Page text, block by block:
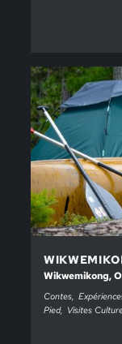
Wikwemikong,
Contes
Pied
Visites